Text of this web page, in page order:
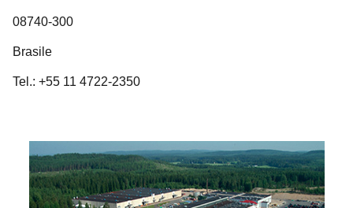
08740-300
Brasile
Tel.: +55 11 4722-2350